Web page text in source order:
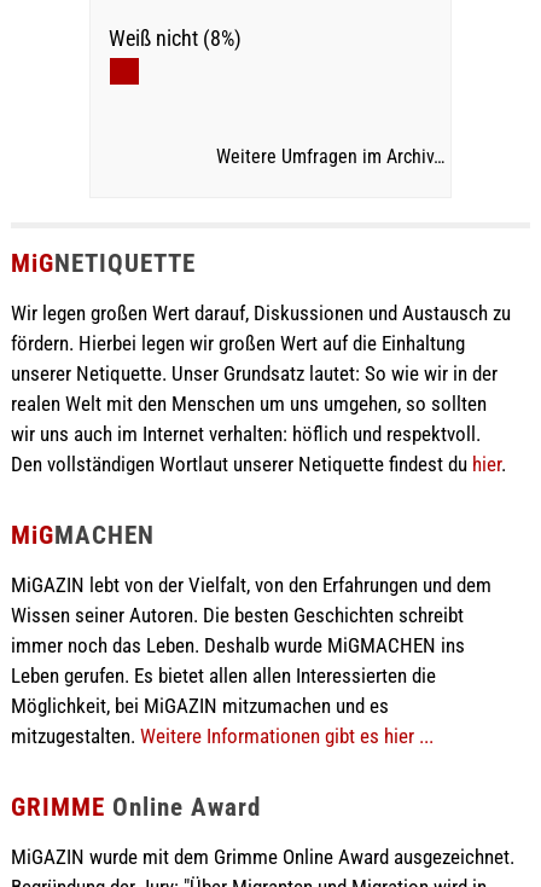
Weiß nicht (8%)
Weitere Umfragen im Archiv…
MiGNETIQUETTE
Wir legen großen Wert darauf, Diskussionen und Austausch zu
fördern. Hierbei legen wir großen Wert auf die Einhaltung
unserer Netiquette. Unser Grundsatz lautet: So wie wir in der
realen Welt mit den Menschen um uns umgehen, so sollten
wir uns auch im Internet verhalten: höflich und respektvoll.
Den vollständigen Wortlaut unserer Netiquette findest du hier.
MiGMACHEN
MiGAZIN lebt von der Vielfalt, von den Erfahrungen und dem
Wissen seiner Autoren. Die besten Geschichten schreibt
immer noch das Leben. Deshalb wurde MiGMACHEN ins
Leben gerufen. Es bietet allen allen Interessierten die
Möglichkeit, bei MiGAZIN mitzumachen und es
mitzugestalten. Weitere Informationen gibt es hier ...
GRIMME Online Award
MiGAZIN wurde mit dem Grimme Online Award ausgezeichnet.